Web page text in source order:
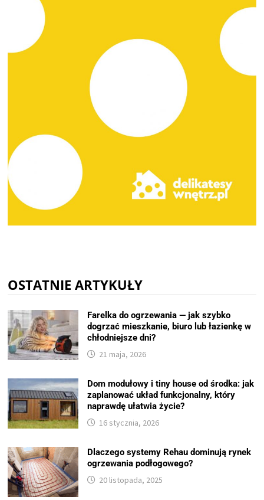
OSTATNIE ARTYKUŁY
Farelka do ogrzewania — jak szybko
dogrzać mieszkanie, biuro lub łazienkę w
chłodniejsze dni?
21 maja, 2026
Dom modułowy i tiny house od środka: jak
zaplanować układ funkcjonalny, który
naprawdę ułatwia życie?
16 stycznia, 2026
Dlaczego systemy Rehau dominują rynek
ogrzewania podłogowego?
20 listopada, 2025